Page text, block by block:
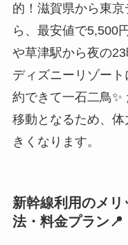
的！滋賀県から東
ら、最安値で5,500
や草津駅から夜の
ディズニーリゾー
約できて一石二鳥✨
移動となるため、
きくなります。
新幹線利用のメ
法・料金プラン📍